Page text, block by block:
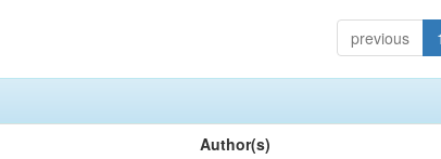
previous 1
Author(s)